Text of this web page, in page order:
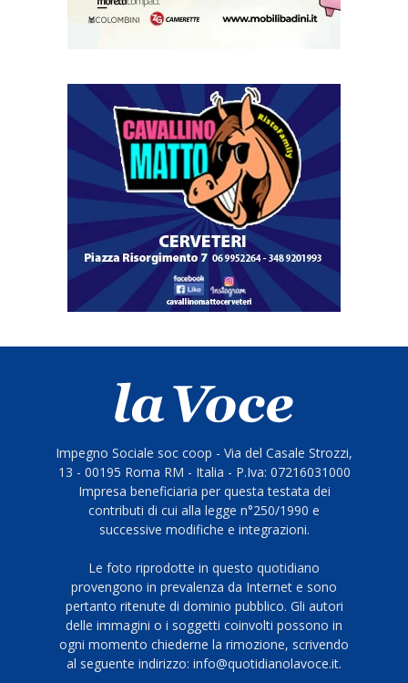
Impegno Sociale soc coop - Via del Casale Strozzi,
13 - 00195 Roma RM - Italia - P.Iva: 07216031000
Impresa beneficiaria per questa testata dei
contributi di cui alla legge n°250/1990 e
successive modifiche e integrazioni.
Le foto riprodotte in questo quotidiano
provengono in prevalenza da Internet e sono
pertanto ritenute di dominio pubblico. Gli autori
delle immagini o i soggetti coinvolti possono in
ogni momento chiederne la rimozione, scrivendo
al seguente indirizzo: info@quotidianolavoce.it.